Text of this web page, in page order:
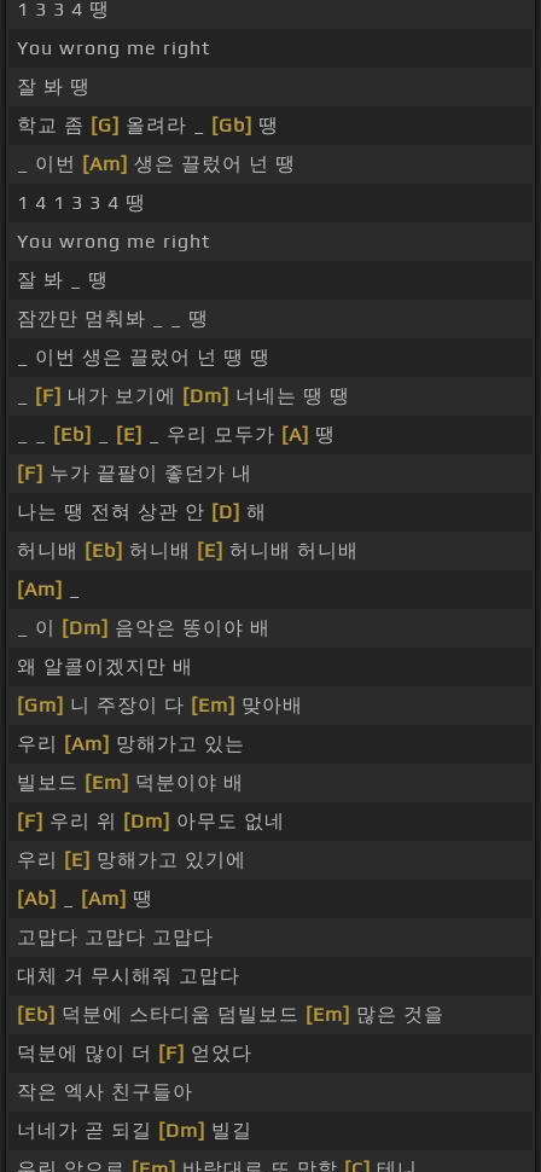
1 3 3 4 땡
You wrong me right
잘 봐 땡
학교 좀 [G] 올려라 _ [Gb] 땡
_ 이번 [Am] 생은 끌렀어 넌 땡
1 4 1 3 3 4 땡
You wrong me right
잘 봐 _ 땡
잠깐만 멈춰봐 _ _ 땡
_ 이번 생은 끌렀어 넌 땡 땡
[F] 내가 보기에 [Dm] 너네는 땡 땡
[Eb] [E] _ 우리 모두가 [A] 땡
[F] 누가 끝팔이 좋던가 내
나는 땡 전혀 상관 안 [D] 해
허니배
[Eb] 허니배 [E] 허니배 허니배
[Am]
_ 이
[Dm] 음악은 똥이야 배
왜 알콜이겠지만 배
[Gm] 니 주장이 다 [Em] 맞아배
우리
[Am] 망해가고 있는
빌보드 [Em] 덕분이야 배
[F] 우리 위 [Dm] 아무도 없네
우리
[E] 망해가고 있기에
[Ab]
[Am] 땡
고맙다 고맙다 고맙다
대체 거 무시해줘 고맙다
[Eb] 덕분에 스타디움 덤빌보드 [Em] 많은 것을
덕분에 많이 더
[F] 얻었다
작은 엑사 친구들아
너네가 곧 되길 [Dm] 빌길